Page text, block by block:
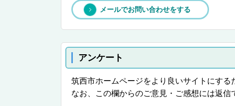
メールでお問い合わせをする
アンケート
筑西市ホームページをより良いサイトにする
なお、この欄からのご意見・ご感想には返信